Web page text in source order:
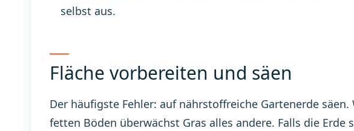
selbst aus.
Fläche vorbereiten und säen
Der häufigste Fehler: auf nährstoffreiche Gartenerde
fetten Böden überwächst Gras alles andere. Falls die Erde